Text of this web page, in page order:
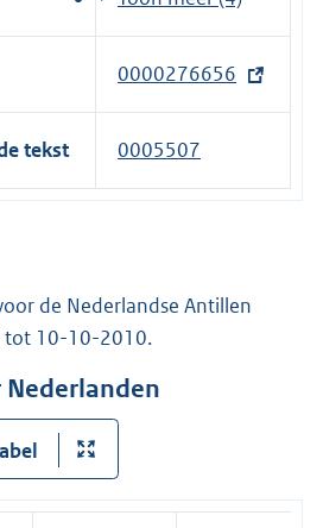
)
n
e
l
k
)
n
e
0000276656
e
e
e
tekst 0005507
de Nederlandse Antillen
10-10-2010.